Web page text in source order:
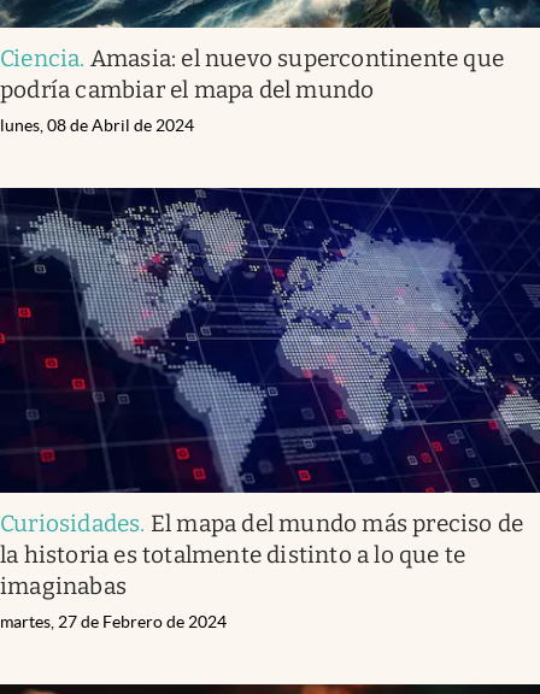
Ciencia. Amasia: el nuevo supercontinente que
podría cambiar el mapa del mundo
lunes, 08 de Abril de 2024
Curiosidades. El mapa del mundo más preciso de
la historia es totalmente distinto a lo que te
imaginabas
martes, 27 de Febrero de 2024